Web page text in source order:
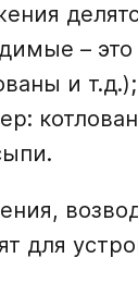
–
и
для